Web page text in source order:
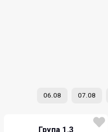
06.08 07.08
Група 1.3